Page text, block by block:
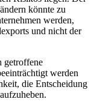
könnte zu
werden,
und nicht der
getroffene
werden
die Entscheidung